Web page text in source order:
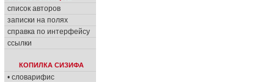
список авторов
записки на полях
справка по интерфейсу
ссылки
КОПИЛКА СИЗИФА
• словарифис